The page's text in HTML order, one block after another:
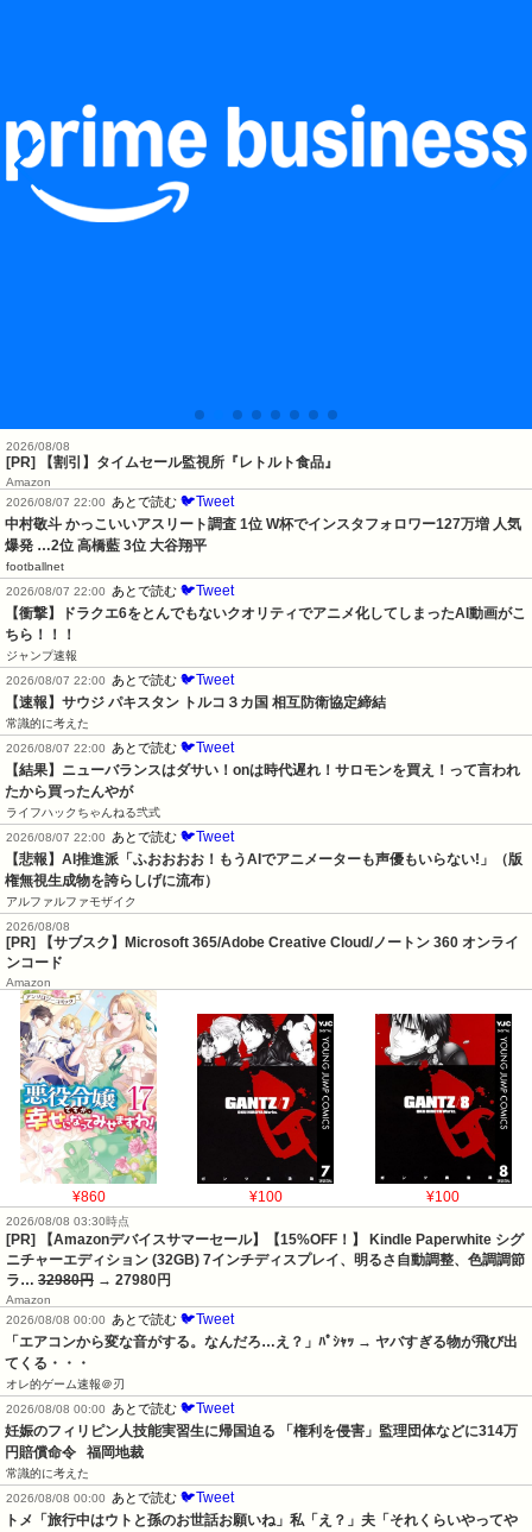
2026/08/08
[PR] 【割引】タイムセール監視所『レトルト食品』
Amazon
2026/08/07 22:00
あとで読む 🐦Tweet
中村敬斗 かっこいいアスリート調査 1位 W杯でインスタフォロワー127万増 人気
爆発 …2位 高橋藍 3位 大谷翔平
footballnet
2026/08/07 22:00
あとで読む 🐦Tweet
【衝撃】ドラクエ6をとんでもないクオリティでアニメ化してしまったAI動画がこ
ちら！！！
ジャンプ速報
2026/08/07 22:00
あとで読む 🐦Tweet
【速報】サウジ パキスタン トルコ３カ国 相互防衛協定締結
常識的に考えた
2026/08/07 22:00
あとで読む 🐦Tweet
【結果】ニューバランスはダサい！onは時代遅れ！サロモンを買え！って言われ
たから買ったんやが
ライフハックちゃんねる弐式
2026/08/07 22:00
あとで読む 🐦Tweet
【悲報】AI推進派「ふおおおお！もうAIでアニメーターも声優もいらない!」（版
権無視生成物を誇らしげに流布）
アルファルファモザイク
2026/08/08
[PR] 【サブスク】Microsoft 365/Adobe Creative Cloud/ノートン 360 オンライ
ンコード
Amazon
¥860 ¥100 ¥100
2026/08/08 03:30時点
[PR] 【Amazonデバイスサマーセール】【15%OFF！】 Kindle Paperwhite シグ
ニチャーエディション (32GB) 7インチディスプレイ、明るさ自動調整、色調調節
ラ… 32980円 → 27980円
Amazon
2026/08/08 00:00
あとで読む 🐦Tweet
「エアコンから変な音がする。なんだろ…え？」ﾊﾟｼｬｯ → ヤバすぎる物が飛び出
てくる・・・
オレ的ゲーム速報＠刃
2026/08/08 00:00
あとで読む 🐦Tweet
妊娠のフィリピン人技能実習生に帰国迫る 「権利を侵害」監理団体などに314万
円賠償命令   福岡地裁
常識的に考えた
2026/08/08 00:00
あとで読む 🐦Tweet
トメ「旅行中はウトと孫のお世話お願いね」私「え？」夫「それくらいやってや